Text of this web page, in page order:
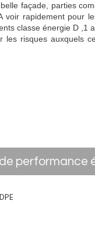
façade, parties
voir rapidement pour
classe énergie D ,1
les risques auxquels
de performance